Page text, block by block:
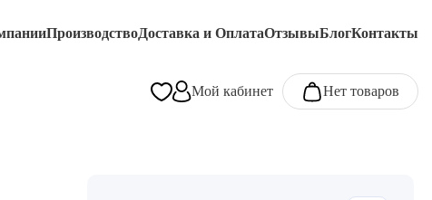
ПроизводствоДоставка и ОплатаОтзывыБлогКонтакты
Мой кабинет Нет товаров